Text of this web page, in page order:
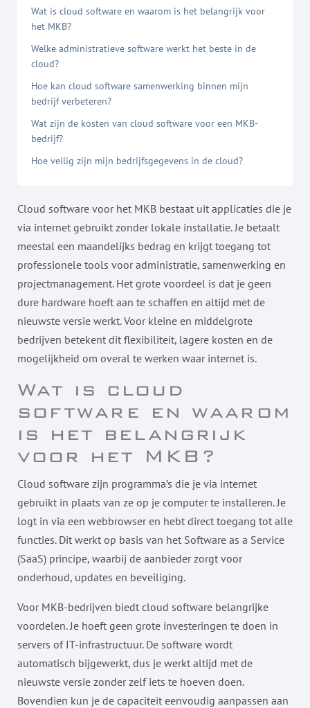
Wat is cloud software en waarom is het belangrijk voor
het MKB?
Welke administratieve software werkt het beste in de
cloud?
Hoe kan cloud software samenwerking binnen mijn
bedrijf verbeteren?
Wat zijn de kosten van cloud software voor een MKB-
bedrijf?
Hoe veilig zijn mijn bedrijfsgegevens in de cloud?
Cloud software voor het MKB bestaat uit applicaties die je
via internet gebruikt zonder lokale installatie. Je betaalt
meestal een maandelijks bedrag en krijgt toegang tot
professionele tools voor administratie, samenwerking en
projectmanagement. Het grote voordeel is dat je geen
dure hardware hoeft aan te schaffen en altijd met de
nieuwste versie werkt. Voor kleine en middelgrote
bedrijven betekent dit flexibiliteit, lagere kosten en de
mogelijkheid om overal te werken waar internet is.
Wat is cloud
software en waarom
is het belangrijk
voor het MKB?
Cloud software zijn programma’s die je via internet
gebruikt in plaats van ze op je computer te installeren. Je
logt in via een webbrowser en hebt direct toegang tot alle
functies. Dit werkt op basis van het Software as a Service
(SaaS) principe, waarbij de aanbieder zorgt voor
onderhoud, updates en beveiliging.
Voor MKB-bedrijven biedt cloud software belangrijke
voordelen. Je hoeft geen grote investeringen te doen in
servers of IT-infrastructuur. De software wordt
automatisch bijgewerkt, dus je werkt altijd met de
nieuwste versie zonder zelf iets te hoeven doen.
Bovendien kun je de capaciteit eenvoudig aanpassen aan